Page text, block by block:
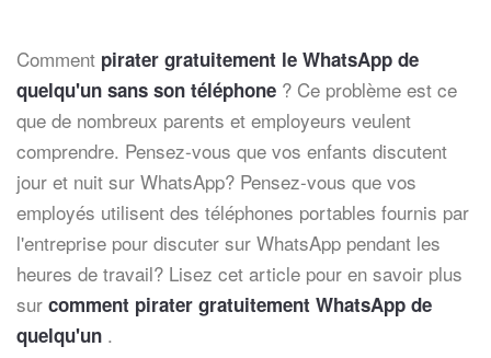
Comment pirater gratuitement le WhatsApp de
quelqu'un sans son téléphone ? Ce problème est ce
que de nombreux parents et employeurs veulent
comprendre. Pensez-vous que vos enfants discutent
jour et nuit sur WhatsApp? Pensez-vous que vos
employés utilisent des téléphones portables fournis par
l'entreprise pour discuter sur WhatsApp pendant les
heures de travail? Lisez cet article pour en savoir plus
sur comment pirater gratuitement WhatsApp de
quelqu'un .